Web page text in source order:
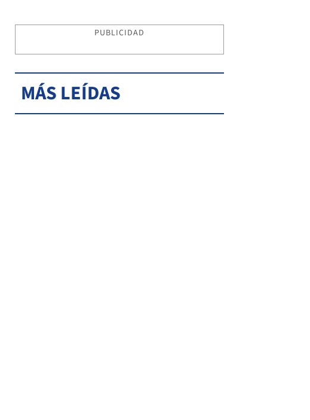
PUBLICIDAD
MÁS LEÍDAS